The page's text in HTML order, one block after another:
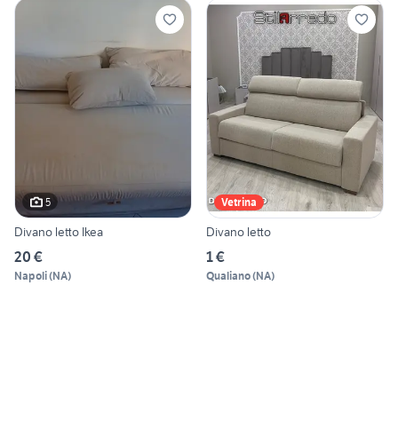
5
Divano letto Ikea
20 €
Napoli(NA)
Vetrina
Divano letto
1 €
Qualiano(NA)